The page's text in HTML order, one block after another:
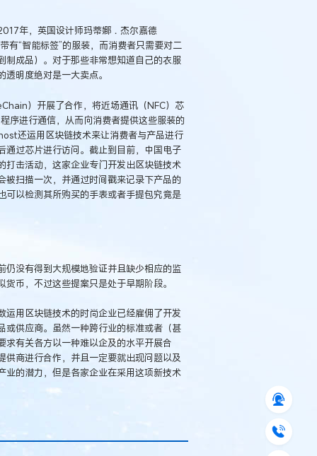
年，英国设计师玛蒂娜．杰尔嘉德
“智能标签”的服装，而消费者只需要对二
制成品）。对于那些非常想知道自己的衣服
明度绝对是一大卖点。
）开展了合作，将近场通讯（NFC）芯
序进行通信，从而向消费者提供这些服装的
还运用区块链技术来让消费者与产品进行
通过芯片进行访问。截止到目前，中国电子
打击活动，这家企业专门开发出区块链技术
扫描一次，并通过时间戳来记录下产品的
可以检测其所购买的手表或者手提包究竟是
仍没有得到大规模地验证并且缺少相应的监
币，不过这些提案只是处于早期阶段。
用区块链技术的时尚企业已经雇佣了开发
或供应商。虽然一种跨行业的标准或者（甚
有关各方以一种难以企及的水平开展合
商进行合作，并且一定要就出现问题以及
业的潜力，但是各家企业在采用这项新技术